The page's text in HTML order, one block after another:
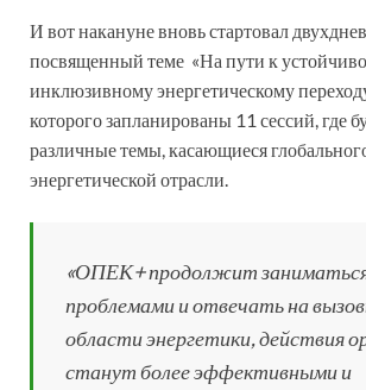
И вот накануне вновь стартовал
посвященный теме «На пути к
инклюзивному энергетическому
которого запланированы 11 сессий, где
различные темы, касающиеся
энергетической отрасли.
«ОПЕК+ продолжит
проблемами и отвечать на
области энергетики, действия
станут более эффективными и